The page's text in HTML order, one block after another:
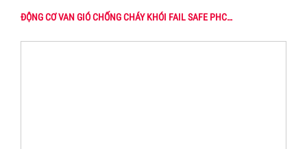
ĐỘNG CƠ VAN GIÓ CHỐNG CHÁY KHÓI FAIL SAFE PHC…